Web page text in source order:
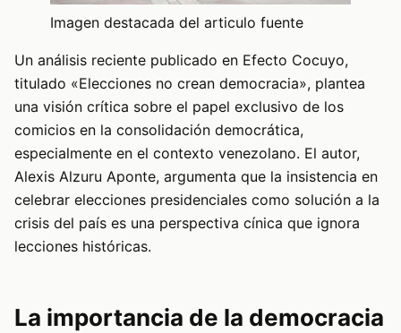
Imagen destacada del articulo fuente
Un análisis reciente publicado en Efecto Cocuyo,
titulado «Elecciones no crean democracia», plantea
una visión crítica sobre el papel exclusivo de los
comicios en la consolidación democrática,
especialmente en el contexto venezolano. El autor,
Alexis Alzuru Aponte, argumenta que la insistencia en
celebrar elecciones presidenciales como solución a la
crisis del país es una perspectiva cínica que ignora
lecciones históricas.
La importancia de la democracia